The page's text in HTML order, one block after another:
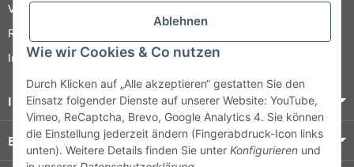
Ablehnen
Wie wir Cookies & Co nutzen
Durch Klicken auf „Alle akzeptieren“ gestatten Sie den
Einsatz folgender Dienste auf unserer Website: YouTube,
Vimeo, ReCaptcha, Brevo, Google Analytics 4. Sie können
die Einstellung jederzeit ändern (Fingerabdruck-Icon links
unten). Weitere Details finden Sie unter Konfigurieren und
Versandinformationen
Retour
Impressum
Informationen
Bezahlung & Versand